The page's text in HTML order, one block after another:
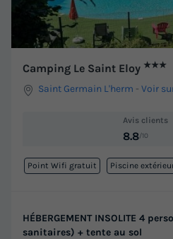
Camping Le Saint Eloy ★★★
Saint Germain L'herm -Voir
Avis clients
8.8/10
Point Wifi gratuit Piscine
HÉBERGEMENT INSOLITE 4
sanitaires) + tente au sol